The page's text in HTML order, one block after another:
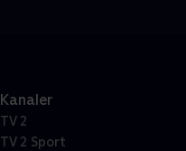
Kanaler
TV 2
TV 2 Sport